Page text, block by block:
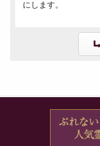
にします。